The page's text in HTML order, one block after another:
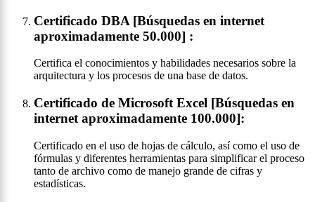
Certificado DBA [Búsquedas en internet
aproximadamente 50.000] :
Certifica el conocimientos y habilidades necesarios sobre la
arquitectura y los procesos de una base de datos.
Certificado de Microsoft Excel [Búsquedas en
internet aproximadamente 100.000]:
Certificado en el uso de hojas de cálculo, así como el uso de
fórmulas y diferentes herramientas para simplificar el proceso
tanto de archivo como de manejo grande de cifras y
estadísticas.